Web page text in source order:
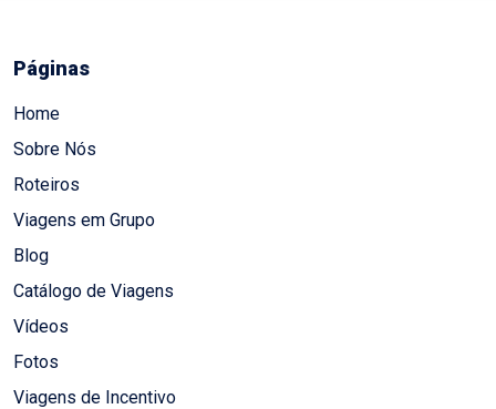
Páginas
Home
Sobre Nós
Roteiros
Viagens em Grupo
Blog
Catálogo de Viagens
Vídeos
Fotos
Viagens de Incentivo